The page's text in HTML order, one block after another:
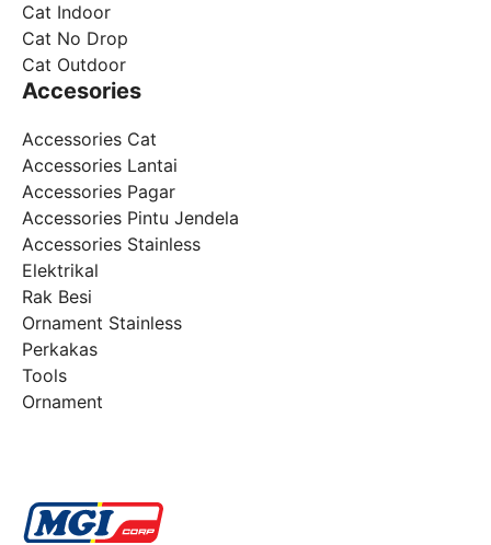
Cat Indoor
Cat No Drop
Cat Outdoor
Accesories
Accessories Cat
Accessories Lantai
Accessories Pagar
Accessories Pintu Jendela
Accessories Stainless
Elektrikal
Rak Besi
Ornament Stainless
Perkakas
Tools
Ornament